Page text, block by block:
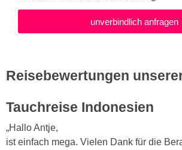
unverbindlich anfragen
Reisebewertungen
Tauchreise Indonesien
„Hallo Antje,
ist einfach mega. Vielen Dank für die